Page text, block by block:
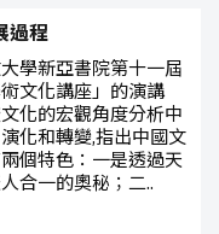
過程
學新亞書院第十一屆
術文化講座」的演講
化的宏觀角度分析中
化和轉變,指出中國文
個特色：一是透過天
合一的奧秘；二..